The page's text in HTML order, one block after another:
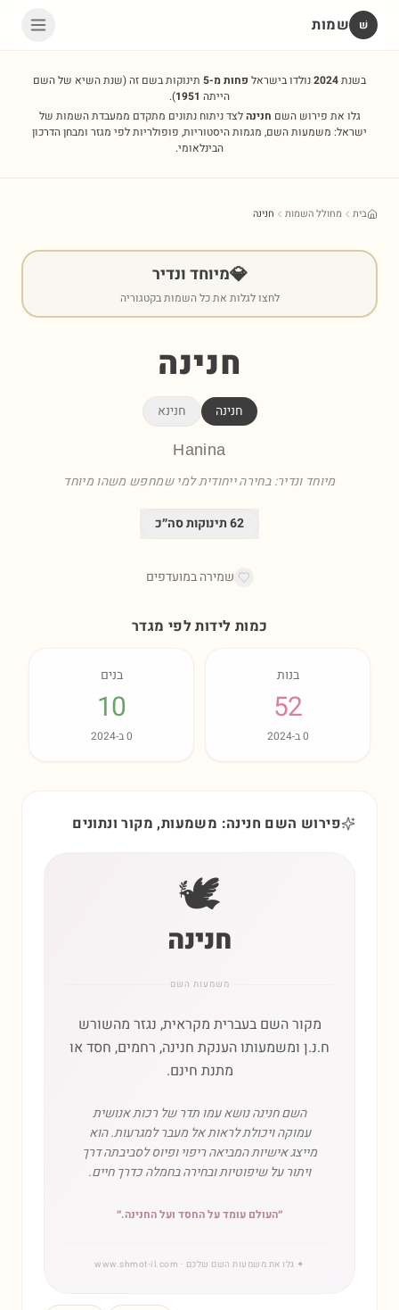
שׁ שמות
בשנת2024נולדו בישראל פחות מ-5 תינוקות בשם זה(שנת השיא של השם
הייתה 1951
).
גלו את פירוש השם חנינהלצד ניתוח נתונים מתקדם ממעבדת השמות של
ישראל: משמעות השם, מגמות היסטוריות, פופולריות לפי מגזר ומבחן הדרכון
הבינלאומי.
בית מחולל השמות חנינה
💎מיוחד ונדיר
לחצו לגלות את כל השמות בקטגוריה
חנינה
חנינה חנינא
Hanina
מיוחד ונדיר: בחירה ייחודית למי שמחפש משהו מיוחד
62תינוקות סה״כ
שמירה במועדפים
כמות לידות לפי מגדר
בנות
52
0ב-2024
בנים
10
0ב-2024
פירוש השם חנינה: משמעות, מקור ונתונים
🕊️
חנינה
משמעות השם
מקור השם בעברית מקראית, נגזר מהשורש
ח.נ.ן ומשמעותו הענקת חנינה, רחמים, חסד או
מתנת חינם.
השם חנינה נושא עמו תדר של רכות אנושית
עמוקה ויכולת לראות אל מעבר למגרעות. הוא
מייצג אישיות המביאה ריפוי ופיוס לסביבתה דרך
ויתור על שיפוטיות ובחירה בחמלה כדרך חיים.
״העולם עומד על החסד ועל החנינה.״
✦ גלו את משמעות השם שלכם · www.shmot-il.com